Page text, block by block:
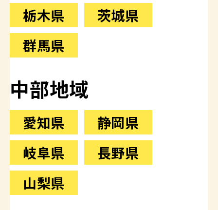
栃木県
茨城県
群馬県
中部地域
愛知県
静岡県
岐阜県
長野県
山梨県